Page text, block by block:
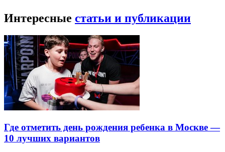
Интересные статьи и публикации
Где отметить день рождения ребенка в Москве —
10 лучших вариантов